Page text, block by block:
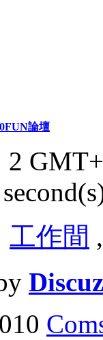
論壇
2
工作間 ,